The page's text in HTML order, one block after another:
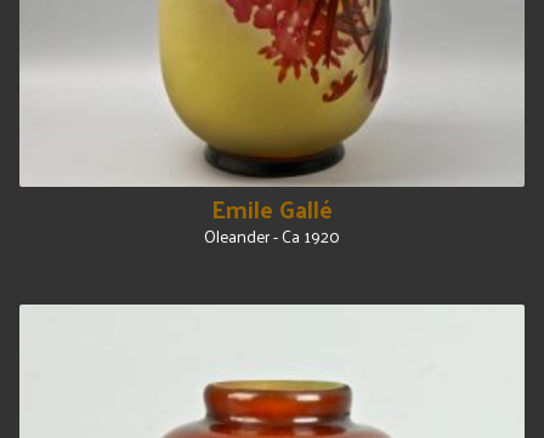
Emile Gallé
Oleander - Ca 1920